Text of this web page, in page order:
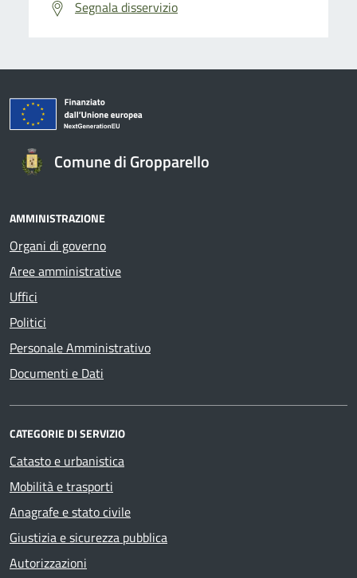
Segnala disservizio
Comune di Gropparello
AMMINISTRAZIONE
Organi di governo
Aree amministrative
Uffici
Politici
Personale Amministrativo
Documenti e Dati
CATEGORIE DI SERVIZIO
Catasto e urbanistica
Mobilità e trasporti
Anagrafe e stato civile
Giustizia e sicurezza pubblica
Autorizzazioni